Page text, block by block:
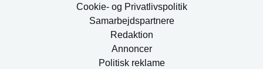
Cookie- og Privatlivspolitik
Samarbejdspartnere
Redaktion
Annoncer
Politisk reklame